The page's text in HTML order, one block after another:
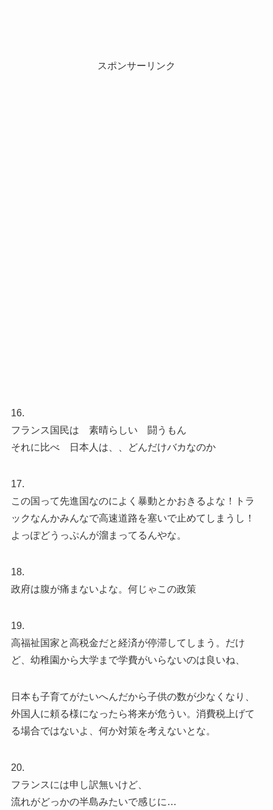
スポンサーリンク
16.
フランス国民は 素晴らしい 闘うもん
それに比べ 日本人は、、どんだけバカなのか
17.
この国って先進国なのによく暴動とかおきるよな！トラ
ックなんかみんなで高速道路を塞いで止めてしまうし！
よっぽどうっぷんが溜まってるんやな。
18.
政府は腹が痛まないよな。何じゃこの政策
19.
高福祉国家と高税金だと経済が停滞してしまう。だけ
ど、幼稚園から大学まで学費がいらないのは良いね、
日本も子育てがたいへんだから子供の数が少なくなり、
外国人に頼る様になったら将来が危うい。消費税上げて
る場合ではないよ、何か対策を考えないとな。
20.
フランスには申し訳無いけど、
流れがどっかの半島みたいで感じに…